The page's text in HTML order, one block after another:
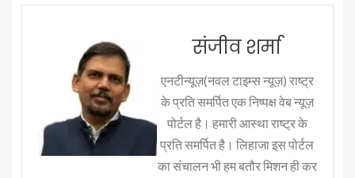
संजीव शर्मा
एनटीन्यूज़(नवल टाइम्स न्यूज़) राष्ट्र
के प्रति समर्पित एक निष्पक्ष वेब न्यूज़
पोर्टल है। हमारी आस्था राष्ट्र के
प्रति समर्पित है। लिहाजा इस पोर्टल
का संचालन भी हम बतौर मिशन ही कर